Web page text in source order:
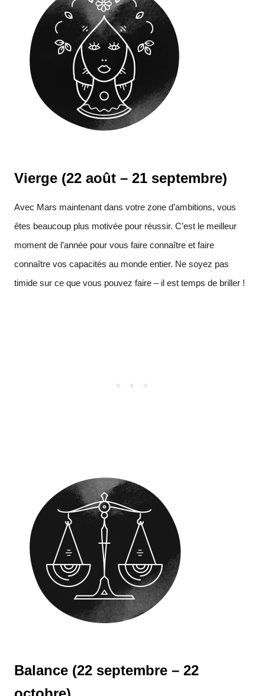
Vierge (22 août – 21 septembre)
Avec Mars maintenant dans votre zone d’ambitions, vous
êtes beaucoup plus motivée pour réussir. C’est le meilleur
moment de l’année pour vous faire connaître et faire
connaître vos capacités au monde entier. Ne soyez pas
timide sur ce que vous pouvez faire – il est temps de briller !
Balance (22 septembre – 22